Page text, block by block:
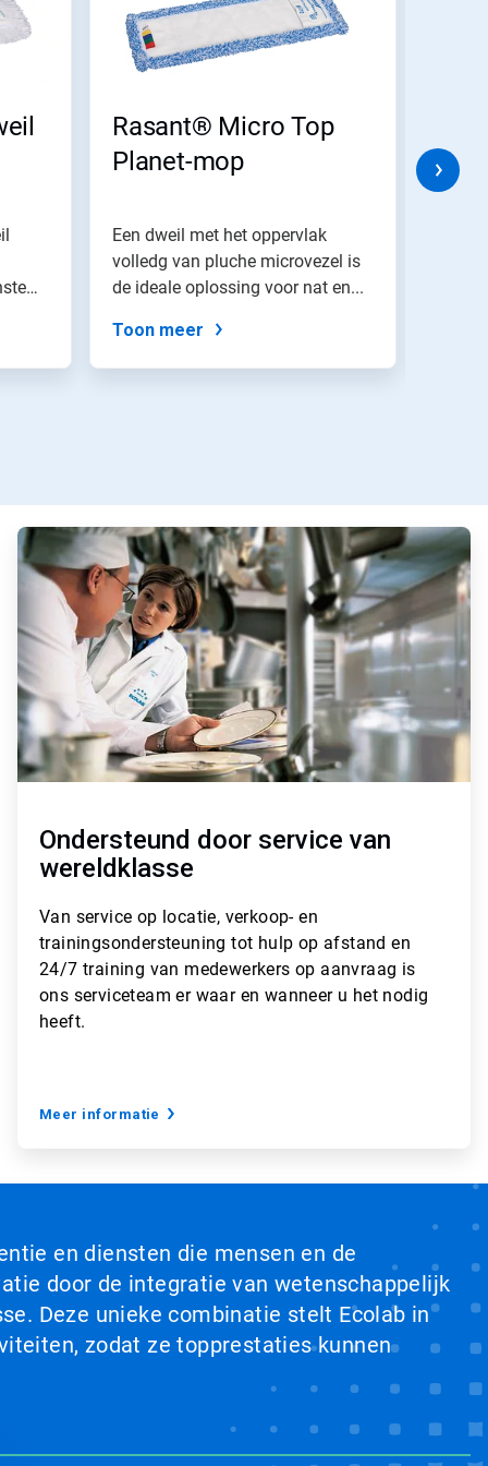
Rasant® Micro Top
Planet-mop
Een dweil met het oppervlak
volledg van pluche microvezel is
de ideale oplossing voor nat en...
Toon meer
A
r
e
T
i
l
e
3
ˑ
Ondersteund door service van
wereldklasse
Van service op locatie, verkoop- en
trainingsondersteuning tot hulp op afstand en
24/7 training van medewerkers op aanvraag is
ons serviceteam er waar en wanneer u het nodig
heeft.
Meer informatie
en diensten die mensen en de
door de integratie van wetenschappelijk
Deze unieke combinatie stelt Ecolab in
zodat ze topprestaties kunnen